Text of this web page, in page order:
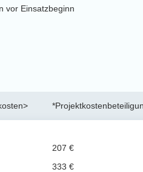
vor Einsatzbeginn
207 €
333 €